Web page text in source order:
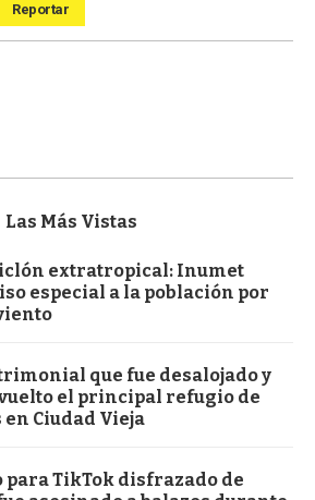
Reportar
Las Más Vistas
extratropical: Inumet
especial a la población por
que fue desalojado y
el principal refugio de
Ciudad Vieja
para TikTok disfrazado de